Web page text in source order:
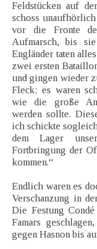
Feldstücken auf
schoss
vor die Fronte
Aufmarsch, bis
Engländer taten
zwei ersten
und gingen wieder
Fleck; es waren
wie die große
werden sollte.
ich schickte
dem Lager
Fortbringung der
kommen.“
Endlich waren es
Verschanzung in
Die Festung
Famars
gegen Hasnon bis